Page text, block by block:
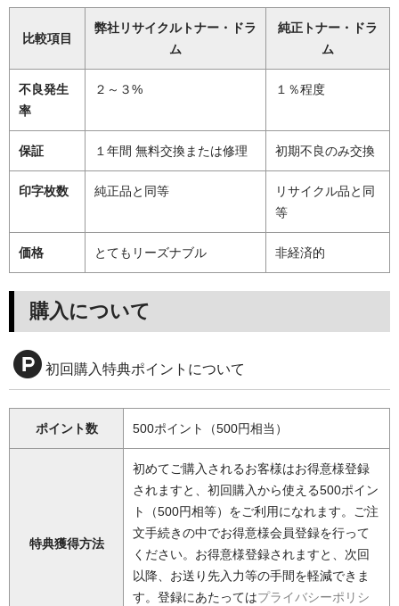
比較項目
弊社リサイクルトナー・ドラ
ム
純正トナー・ドラ
ム
不良発生
率
２～３% １％程度
保証 １年間 無料交換または修理 初期不良のみ交換
印字枚数 純正品と同等
リサイクル品と同
等
価格 とてもリーズナブル 非経済的
購入について
初回購入特典ポイントについて
ポイント数 500ポイント（500円相当）
特典獲得方法
初めてご購入されるお客様はお得意様登録
されますと、初回購入から使える500ポイン
ト（500円相等）をご利用になれます。ご注
文手続きの中でお得意様会員登録を行って
ください。お得意様登録されますと、次回
以降、お送り先入力等の手間を軽減できま
す。登録にあたってはプライバシーポリシ